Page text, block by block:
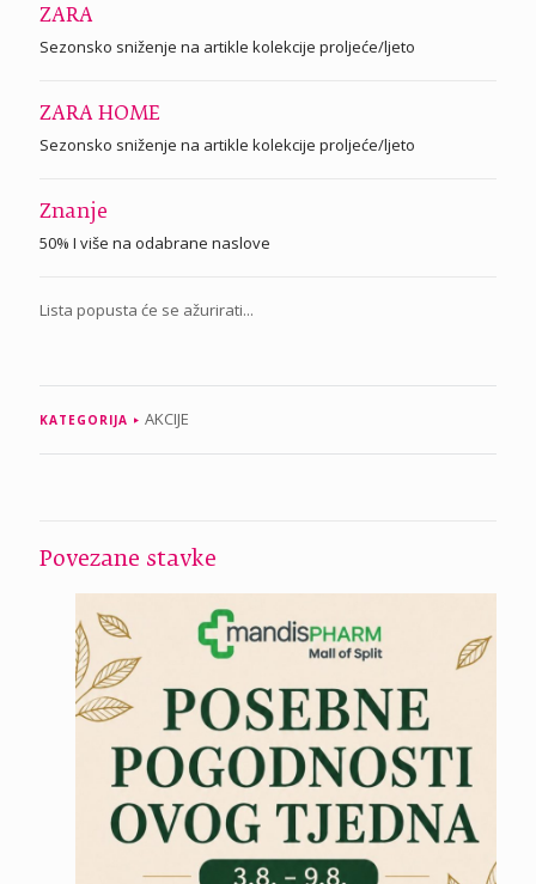
ZARA
Sezonsko sniženje na artikle kolekcije proljeće/ljeto
ZARA HOME
Sezonsko sniženje na artikle kolekcije proljeće/ljeto
Znanje
50% I više na odabrane naslove
Lista popusta će se ažurirati...
KATEGORIJA AKCIJE
Povezane stavke